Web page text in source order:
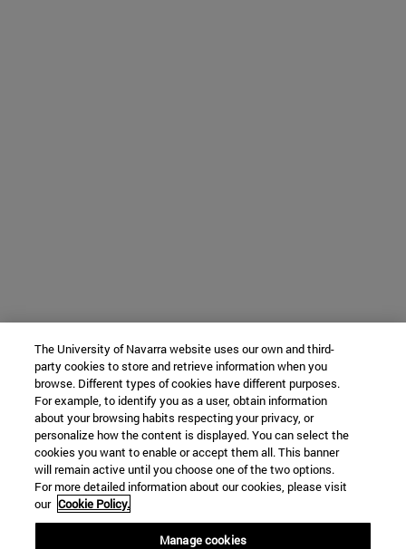
The University of Navarra website uses our own and third-
party cookies to store and retrieve information when you
browse. Different types of cookies have different purposes.
For example, to identify you as a user, obtain information
about your browsing habits respecting your privacy, or
personalize how the content is displayed. You can select the
cookies you want to enable or accept them all. This banner
will remain active until you choose one of the two options.
For more detailed information about our cookies, please visit
our Cookie Policy.
Manage cookies